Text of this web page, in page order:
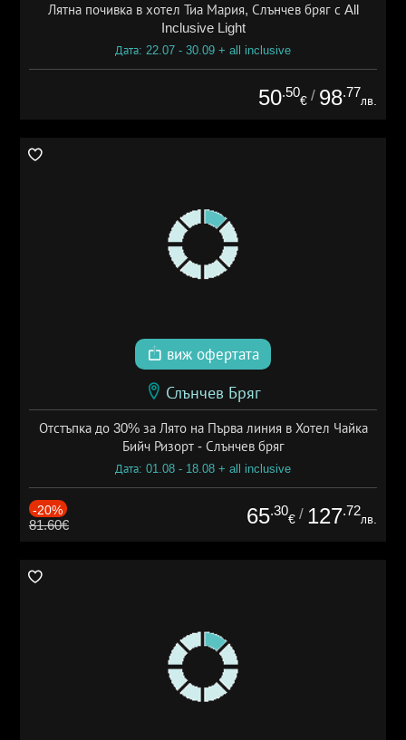
Лятна почивка в хотел Тиа Мария, Слънчев бряг с All
Inclusive Light
Дата: 22.07 - 30.09 + all inclusive
50.50
€ / 98.77
лв.
виж офертата
Слънчев Бряг
Отстъпка до 30% за Лято на Първа линия в Хотел Чайка
Бийч Ризорт - Слънчев бряг
Дата: 01.08 - 18.08 + all inclusive
-20%
81.60€ 65.30
€ / 127.72
лв.